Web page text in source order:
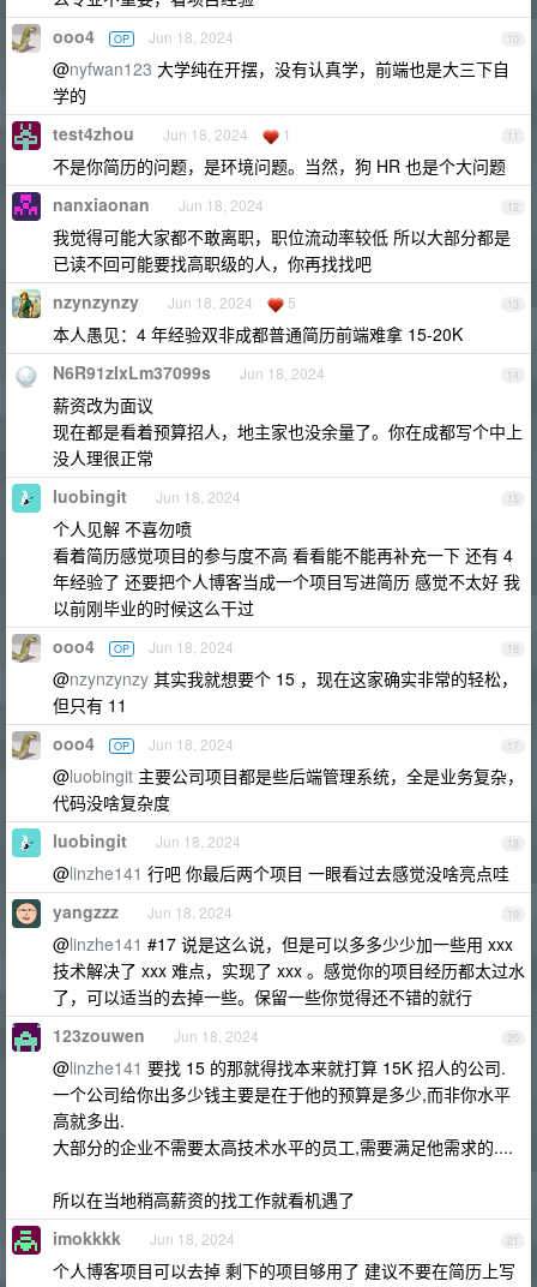
10
ooo4 OP Jun 18, 2024
@nyfwan123 大学纯在开摆，没有认真学，前端也是大三下自
学的
11
test4zhou Jun 18, 2024 1
不是你简历的问题，是环境问题。当然，狗 HR 也是个大问题
12
nanxiaonan Jun 18, 2024
我觉得可能大家都不敢离职，职位流动率较低 所以大部分都是
已读不回可能要找高职级的人，你再找找吧
13
nzynzynzy Jun 18, 2024 5
本人愚见：4 年经验双非成都普通简历前端难拿 15-20K
14
N6R91zIxLm37099s Jun 18, 2024
薪资改为面议
现在都是看着预算招人，地主家也没余量了。你在成都写个中上
没人理很正常
15
luobingit Jun 18, 2024
个人见解 不喜勿喷
看着简历感觉项目的参与度不高 看看能不能再补充一下 还有 4
年经验了 还要把个人博客当成一个项目写进简历 感觉不太好 我
以前刚毕业的时候这么干过
16
ooo4 OP Jun 18, 2024
@nzynzynzy 其实我就想要个 15 ，现在这家确实非常的轻松，
但只有 11
17
ooo4 OP Jun 18, 2024
@luobingit 主要公司项目都是些后端管理系统，全是业务复杂，
代码没啥复杂度
18
luobingit Jun 18, 2024
@linzhe141 行吧 你最后两个项目 一眼看过去感觉没啥亮点哇
19
yangzzz Jun 18, 2024
@linzhe141 #17 说是这么说，但是可以多多少少加一些用 xxx
技术解决了 xxx 难点，实现了 xxx 。感觉你的项目经历都太过水
了，可以适当的去掉一些。保留一些你觉得还不错的就行
20
123zouwen Jun 18, 2024
@linzhe141 要找 15 的那就得找本来就打算 15K 招人的公司.
一个公司给你出多少钱主要是在于他的预算是多少,而非你水平
高就多出.
大部分的企业不需要太高技术水平的员工,需要满足他需求的....
所以在当地稍高薪资的找工作就看机遇了
21
imokkkk Jun 18, 2024
个人博客项目可以去掉 剩下的项目够用了 建议不要在简历上写